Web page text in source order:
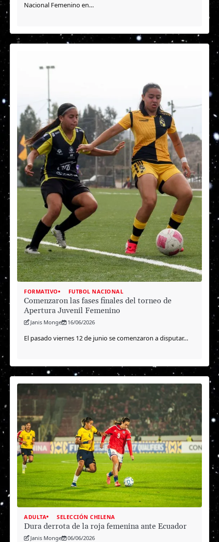
Nacional Femenino en…
FORMATIVO FUTBOL NACIONAL
Comenzaron las fases finales del torneo de
Apertura Juvenil Femenino
Janis Monge 16/06/2026
El pasado viernes 12 de junio se comenzaron a disputar…
ADULTA SELECCIÓN CHILENA
Dura derrota de la roja femenina ante Ecuador
Janis Monge 06/06/2026